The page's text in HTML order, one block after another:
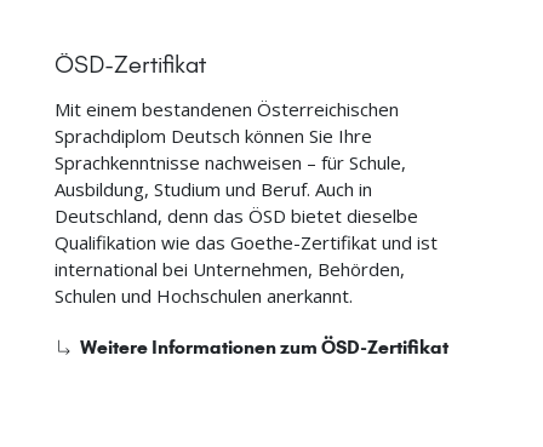
ÖSD-Zertifikat
Mit einem bestandenen Österreichischen
Sprachdiplom Deutsch können Sie Ihre
Sprachkenntnisse nachweisen – für Schule,
Ausbildung, Studium und Beruf. Auch in
Deutschland, denn das ÖSD bietet dieselbe
Qualifikation wie das Goethe-Zertifikat und ist
international bei Unternehmen, Behörden,
Schulen und Hochschulen anerkannt.
Weitere Informationen zum ÖSD-Zertifikat